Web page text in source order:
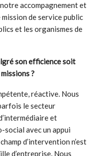
accompagnement et
de service public
et les organismes de
son efficience soit
?
réactive. Nous
le secteur
et
social avec un appui
d’intervention n’est
d’entreprise. Nous